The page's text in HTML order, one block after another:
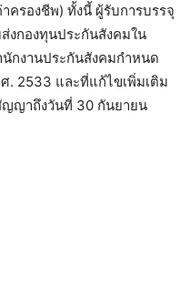
ครองชีพ) ทั้งนี้ ผู้รับการบรรจุ
งกองทุนประกันสังคมใน
นักงานประกันสังคมกำหนด
2533 และที่แก้ไขเพิ่มเติม
ญญาถึงวันที่ 30 กันยายน